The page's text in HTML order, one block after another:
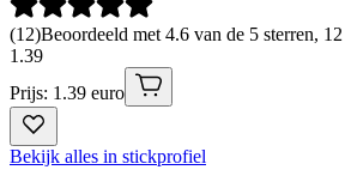
(12)Beoordeeld met 4.6 van de 5 sterren,
1 .39
Prijs: 1.39 euro
Bekijk alles in stickprofiel